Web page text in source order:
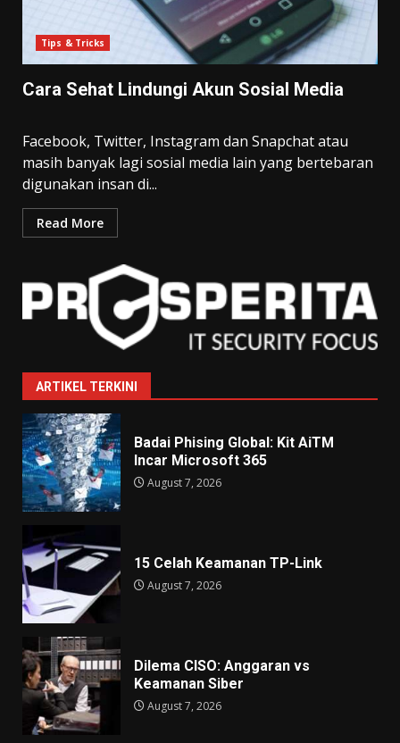
Tips & Tricks
Cara Sehat Lindungi Akun Sosial Media
Facebook, Twitter, Instagram dan Snapchat atau
masih banyak lagi sosial media lain yang bertebaran
digunakan insan di...
Read More
ARTIKEL TERKINI
Badai Phising Global: Kit AiTM
Incar Microsoft 365
August 7, 2026
15 Celah Keamanan TP-Link
August 7, 2026
Dilema CISO: Anggaran vs
Keamanan Siber
August 7, 2026